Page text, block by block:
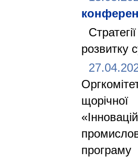
розвитку
щорічної